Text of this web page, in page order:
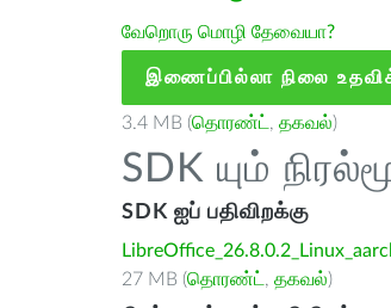
வேறொரு மொழி தேவையா?
இணைப்பில்லா நிலை
3.4 MB (தொரண்ட் , தகவல்)
SDK யும்
SDK ஐப் பதிவிறக்கு
27 MB (தொரண்ட் , தகவல்)